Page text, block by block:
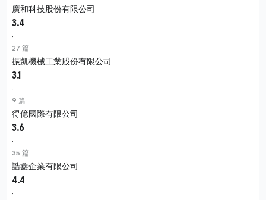
廣和科技股份有限公司
3.4
·
27 篇
振凱機械工業股份有限公司
3.1
·
9 篇
得億國際有限公司
3.6
·
35 篇
誥鑫企業有限公司
4.4
·